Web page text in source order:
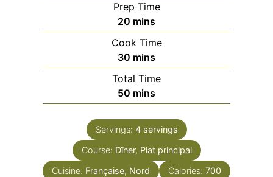
Prep Time
20 minutes
mins
Cook Time
30 minutes
mins
Total Time
50 minutes
mins
Servings: 4 servings
Course: Dîner, Plat principal
Cuisine: Française, Nord Calories: 700